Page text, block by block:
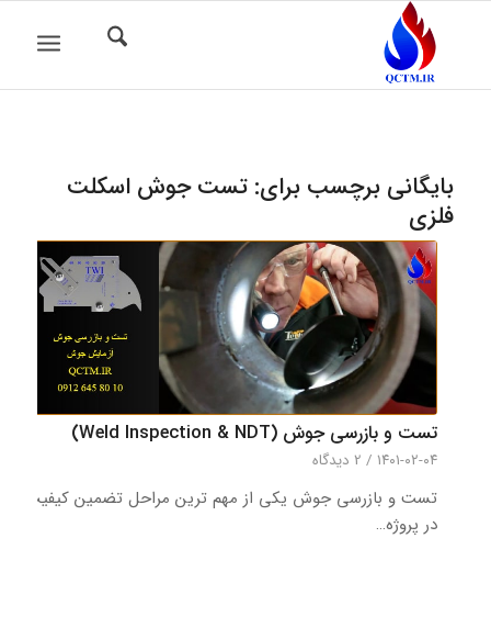
بایگانی برچسب برای: تست جوش اسکلت
فلزی
تست و بازرسی جوش (Weld Inspection & NDT)
۱۴۰۱-۰۲-۰۴ / 2 دیدگاه‌
تست و بازرسی جوش یکی از مهم‌ ترین مراحل تضمین کیفیت
در پروژه…